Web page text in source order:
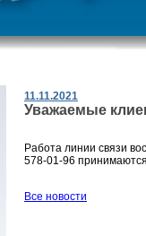
11.11.2021
Уважаемые
Работа линии связи
578-01-96
Все новости